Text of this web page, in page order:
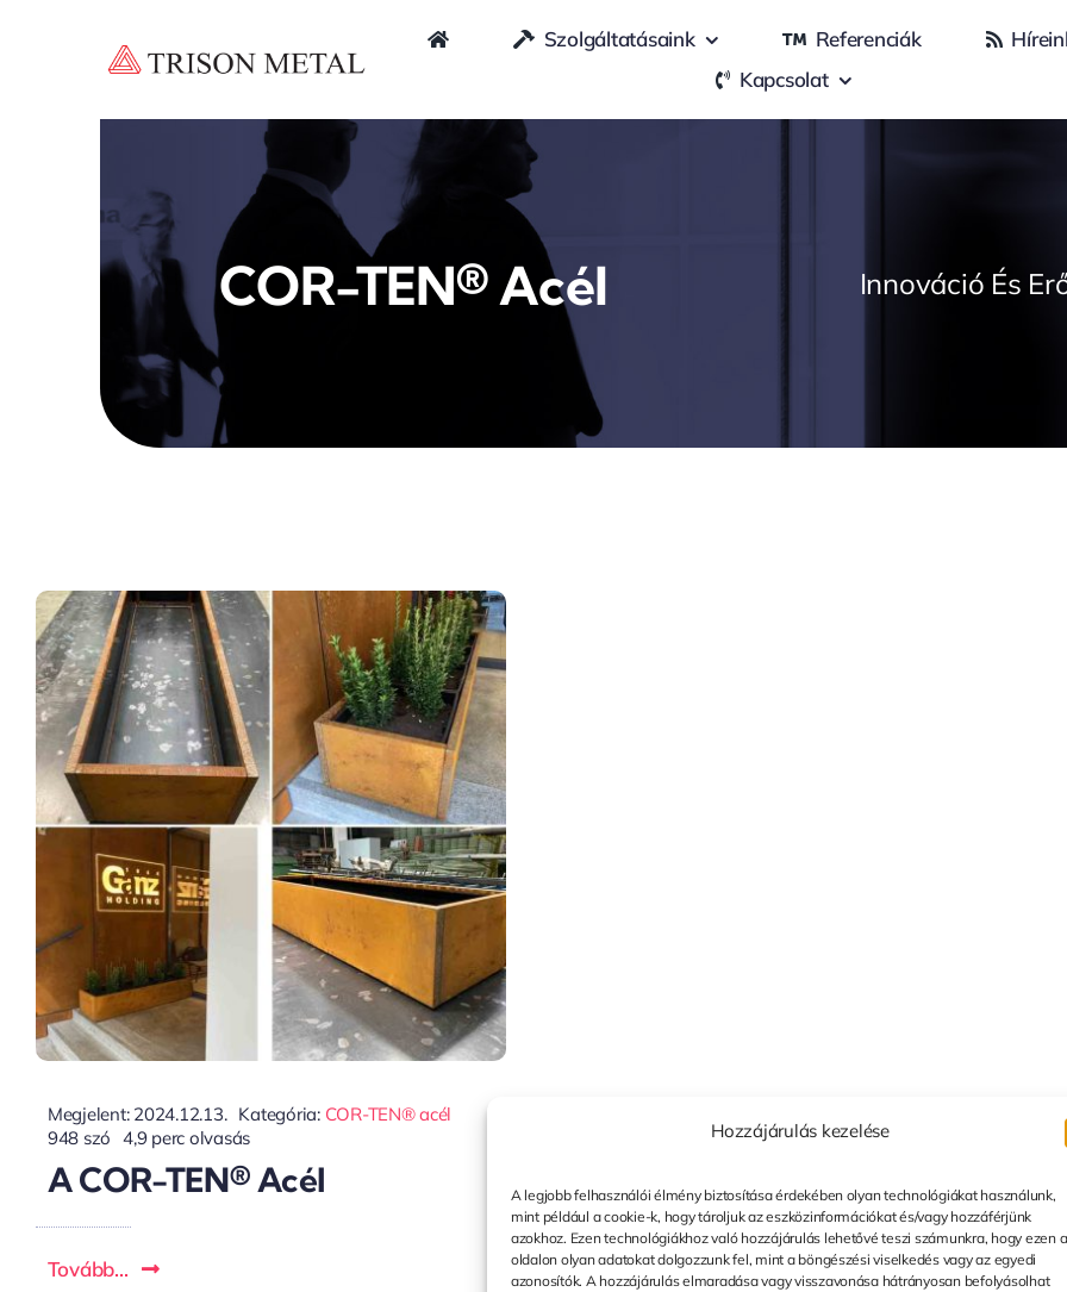
Hozzájárulás kezelése
A legjobb felhasználói élmény biztosítása érdekében olyan technológiákat használunk,
mint például a cookie-k, hogy tároljuk az eszközinformációkat és/vagy hozzáférjünk
azokhoz. Ezen technológiákhoz való hozzájárulás lehetővé teszi számunkra, hogy ezen
oldalon olyan adatokat dolgozzunk fel, mint a böngészési viselkedés vagy az egyedi
azonosítók. A hozzájárulás elmaradása vagy visszavonása hátrányosan befolyásolhat
Szolgáltatásaink
Referenciák
Kapcsolat
COR-TEN® Acél Innováció És
Megjelent: 2024.12.13. Kategória: COR-TEN® acél
948 szó 4,9 perc olvasás
A COR-TEN® Acél
Tovább...